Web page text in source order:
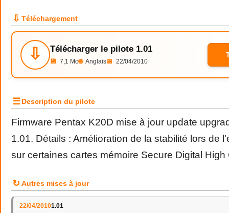
⇩ Téléchargement
⇩ Télécharger le pilote 1.01
💾 7,1 Mo🌐 Anglais📅 22/04/2010
☰Description du pilote
Firmware Pentax K20D mise à jour update
1.01. Détails : Amélioration de la stabilité lors de
sur certaines cartes mémoire Secure Digital High
↻ Autres mises à jour
22/04/20101.01